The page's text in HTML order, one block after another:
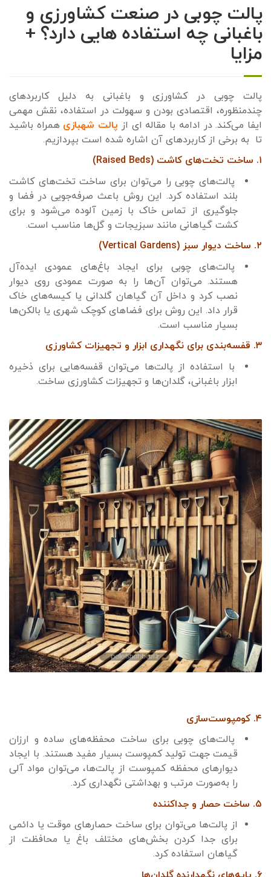
پالت چوبی در صنعت کشاورزی و
باغبانی چه استفاده هایی دارد؟ +
مزایا
پالت چوبی در کشاورزی و باغبانی به دلیل کاربردهای
چندمنظوره، اقتصادی بودن و سهولت در استفاده، نقش مهمی
ایفا می‌کند. در ادامه با مقاله ای از پالت شهبازی همراه باشید
تا به برخی از کاربردهای آن اشاره شده است بپردازیم.
۱. ساخت تخت‌های کاشت (Raised Beds)
پالت‌های چوبی را می‌توان برای ساخت تخت‌های کاشت
بلند استفاده کرد. این روش باعث صرفه‌جویی در فضا و
جلوگیری از تماس خاک با زمین آلوده می‌شود و برای
کشت گیاهانی مانند سبزیجات و گل‌ها مناسب است.
۲. ساخت دیوار سبز (Vertical Gardens)
پالت‌های چوبی برای ایجاد باغ‌های عمودی ایده‌آل
هستند. می‌توان آن‌ها را به صورت عمودی روی دیوار
نصب کرد و داخل آن گیاهان گلدانی یا کیسه‌های خاک
قرار داد. این روش برای فضاهای کوچک شهری یا بالکن‌ها
بسیار مناسب است.
۳. قفسه‌بندی برای نگهداری ابزار و تجهیزات کشاورزی
با استفاده از پالت‌ها می‌توان قفسه‌هایی برای ذخیره
ابزار باغبانی، گلدان‌ها و تجهیزات کشاورزی ساخت.
۴. کومپوست‌سازی
پالت‌های چوبی برای ساخت محفظه‌های ساده و ارزان
قیمت جهت تولید کمپوست بسیار مفید هستند. با ایجاد
دیوارهای محفظه کمپوست از پالت‌ها، می‌توان مواد آلی
را به‌صورت مرتب و بهداشتی نگهداری کرد.
۵. ساخت حصار و جداکننده
از پالت‌ها می‌توان برای ساخت حصارهای موقت یا دائمی
برای جدا کردن بخش‌های مختلف باغ یا محافظت از
گیاهان استفاده کرد.